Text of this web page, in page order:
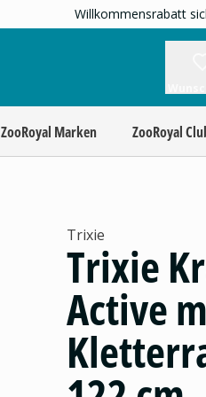
Willkommensrabatt
ZooRoyal Marken ZooRoyal
Trixie
Trixie
Active